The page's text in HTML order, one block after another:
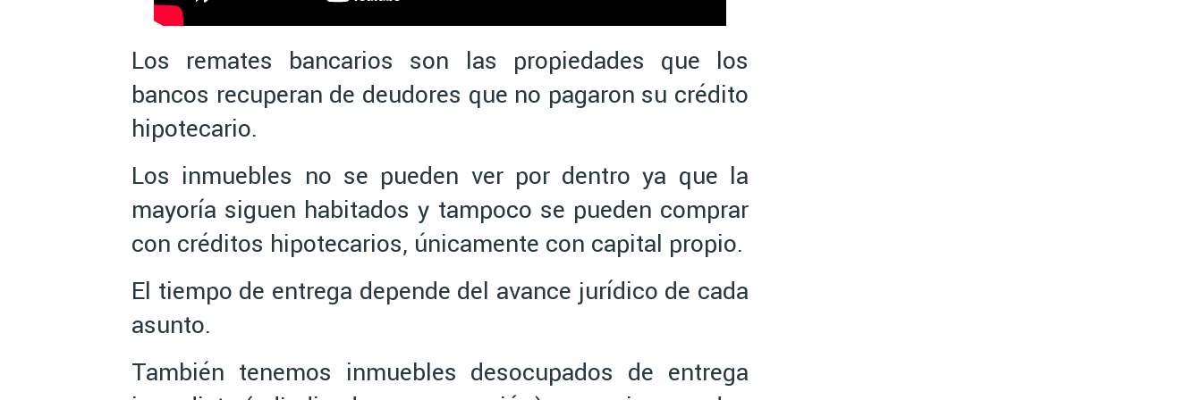
Los remates bancarios son las propiedades que los
bancos recuperan de deudores que no pagaron su crédito
hipotecario.
Los inmuebles no se pueden ver por dentro ya que la
mayoría siguen habitados y tampoco se pueden comprar
con créditos hipotecarios, únicamente con capital propio.
El tiempo de entrega depende del avance jurídico de cada
asunto.
También tenemos inmuebles desocupados de entrega